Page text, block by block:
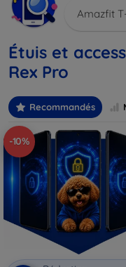
Amazfit
Étuis et
Rex Pro
Recommandés
-10%